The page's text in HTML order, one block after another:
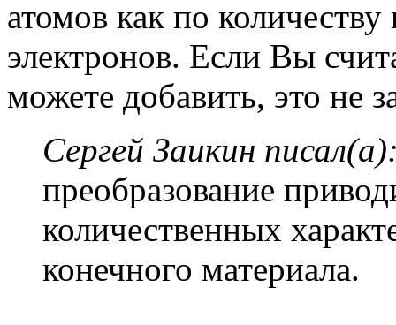
атомов как по
электронов. Если Вы
можете добавить, это не
Сергей Заикин
преобразование
количественных
конечного материала.